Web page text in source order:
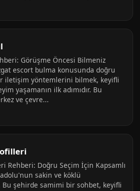
Görüşme Öncesi Bilmeniz
escort bulma konusunda doğru
iletişim yöntemlerini bilmek, keyifli
yaşamanın ilk adımıdır. Bu
ve çevre...
Rehberi: Doğru Seçim İçin Kapsamlı
sakin ve köklü
şehirde samimi bir sohbet, keyifli